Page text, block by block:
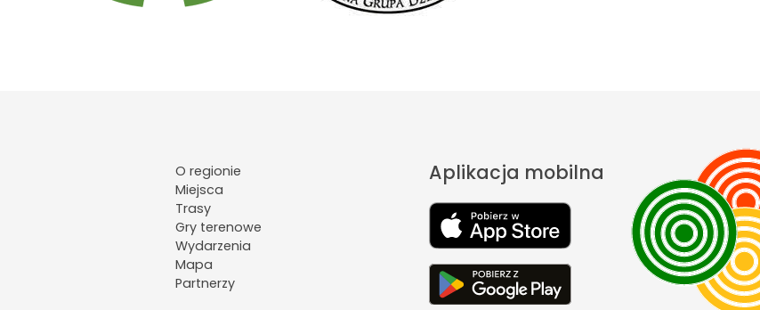
O regionie
Miejsca
Trasy
Gry terenowe
Wydarzenia
Mapa
Partnerzy
Aplikacja mobilna